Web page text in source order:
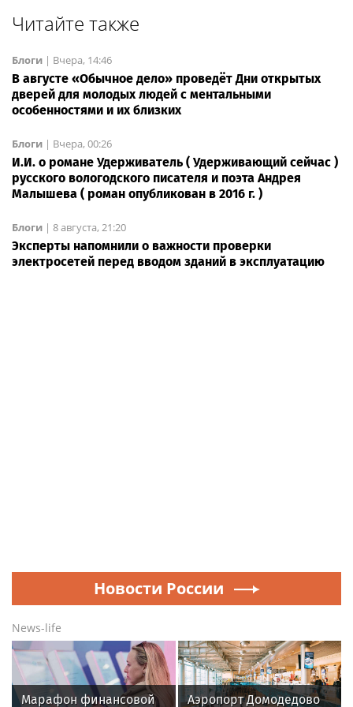
Читайте также
Блоги | Вчера, 14:46
В августе «Обычное дело» проведёт Дни открытых
дверей для молодых людей с ментальными
особенностями и их близких
Блоги | Вчера, 00:26
И.И. о романе Удерживатель ( Удерживающий сейчас )
русского вологодского писателя и поэта Андрея
Малышева ( роман опубликован в 2016 г. )
Блоги | 8 августа, 21:20
Эксперты напомнили о важности проверки
электросетей перед вводом зданий в эксплуатацию
Новости России
News-life
Марафон финансовой Аэропорт Домодедово